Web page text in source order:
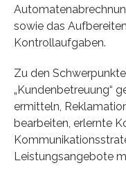
sowie das
Kontrollaufgaben.
Zu den
„Kundenbetreuung“
ermitteln,
bearbeiten, erlernte
Leistungsangebote